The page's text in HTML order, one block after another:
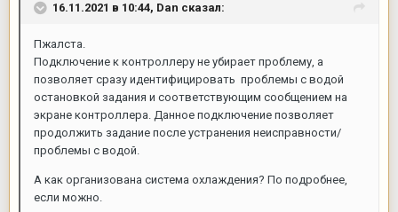
16.11.2021 в 10:44, Dan сказал:
Пжалста.
Подключение к контроллеру не убирает проблему, а
позволяет сразу идентифицировать проблемы с водой
остановкой задания и соответствующим сообщением на
экране контроллера. Данное подключение позволяет
продолжить задание после устранения неисправности/
проблемы с водой.
А как организована система охлаждения? По подробнее,
если можно.